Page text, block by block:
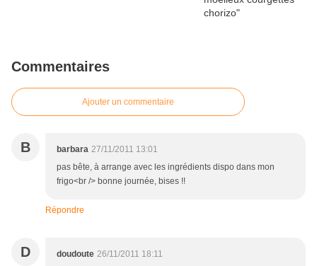
Commentaires
Ajouter un commentaire
B barbara 27/11/2011 13:01
pas bête, à arrange avec les ingrédients dispo dans mon
frigo<br /> bonne journée, bises !!
Répondre
D doudoute 26/11/2011 18:11